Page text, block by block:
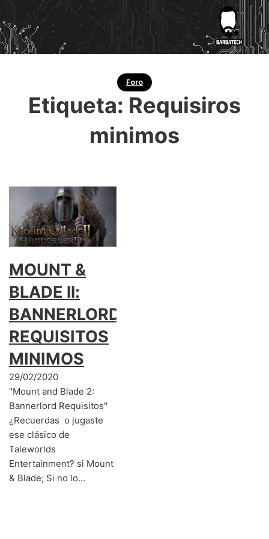
Foro
Etiqueta: Requisiros
minimos
MOUNT &
BLADE ll:
BANNERLORD
REQUISITOS
MINIMOS
29/02/2020
"Mount and Blade 2:
Bannerlord Requisitos"
¿Recuerdas o jugaste
ese clásico de
Taleworlds
Entertainment? si Mount
& Blade; Si no lo…